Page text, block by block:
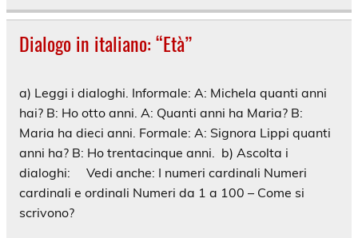
Dialogo in italiano: “Età”
a) Leggi i dialoghi. Informale: A: Michela quanti anni
hai? B: Ho otto anni. A: Quanti anni ha Maria? B:
Maria ha dieci anni. Formale: A: Signora Lippi quanti
anni ha? B: Ho trentacinque anni. b) Ascolta i
dialoghi: Vedi anche: I numeri cardinali Numeri
cardinali e ordinali Numeri da 1 a 100 – Come si
scrivono?